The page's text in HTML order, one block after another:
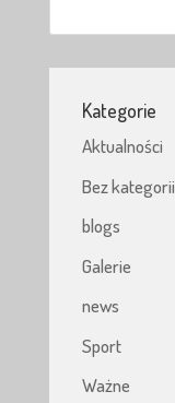
Kategorie
Aktualności
Bez kategorii
blogs
Galerie
news
Sport
Ważne